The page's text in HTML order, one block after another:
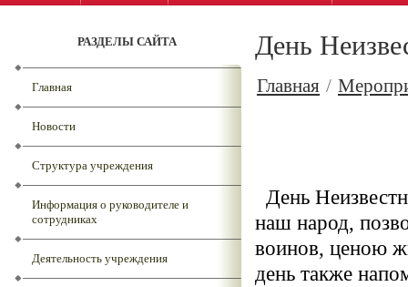
РАЗДЕЛЫ САЙТА
Главная
Новости
Структура учреждения
Информация о руководителе и
сотрудниках
Деятельность учреждения
День
Главная /
День
наш народ,
воинов, ценою
день также